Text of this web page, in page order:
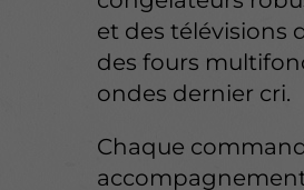
et des télévisions
des fours
ondes dernier cri.
Chaque